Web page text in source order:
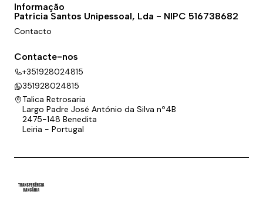
Informação
Patrícia Santos Unipessoal, Lda - NIPC 516738682
Contacto
Contacte-nos
+351928024815
351928024815
Talica Retrosaria
Largo Padre José António da Silva nº4B
2475-148 Benedita
Leiria - Portugal